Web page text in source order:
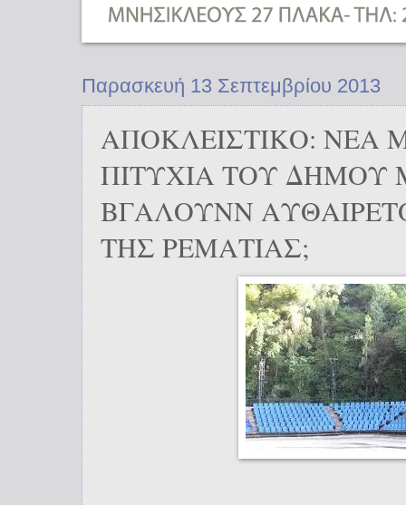
Παρασκευή 13 Σεπτεμβρίου 2013
ΑΠΟΚΛΕΙΣΤΙΚΟ: ΝΕΑ
ΠΙΤΥΧΙΑ ΤΟΥ ΔΗΜΟΥ
ΒΓΑΛΟΥΝΝ
ΤΗΣ ΡΕΜΑΤΙΑΣ;